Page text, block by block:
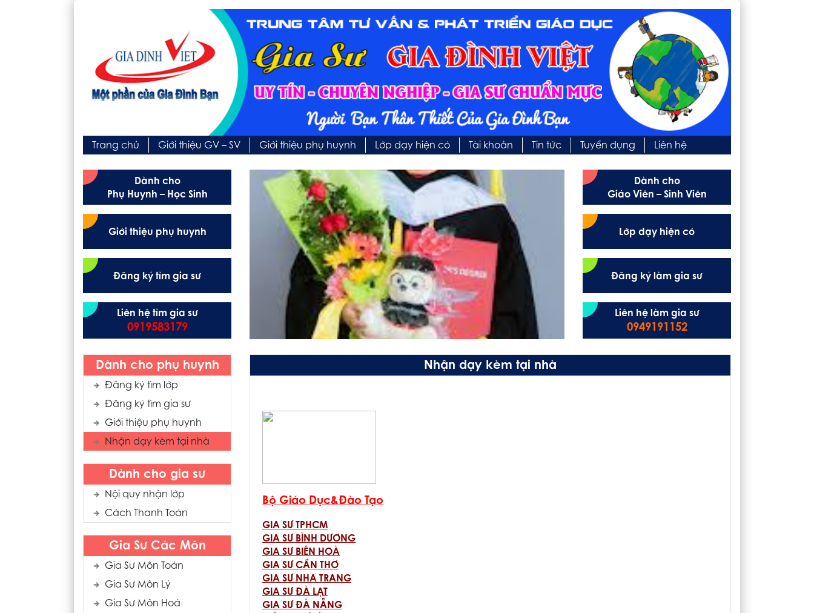
Trang chủ Giới thiệu GV – SV Giới thiệu phụ huynh Lớp dạy hiện có Tài khoản Tin tức Tuyển dụng Liên hệ
Dành cho
Phụ Huynh – Học Sinh
Giới thiệu phụ huynh
Đăng ký tìm gia sư
Liên hệ tìm gia sư
0919583179
Dành cho
Giáo Viên – Sinh Viên
Lớp dạy hiện có
Đăng ký làm gia sư
Liên hệ làm gia sư
0949191152
Dành cho phụ huynh
Đăng ký tìm lớp
Đăng ký tìm gia sư
Giới thiệu phụ huynh
Nhận dạy kèm tại nhà
Dành cho gia sư
Nội quy nhận lớp
Cách Thanh Toán
Gia Sư Các Môn
Gia Sư Môn Toán
Gia Sư Môn Lý
Gia Sư Môn Hoá
Nhận dạy kèm tại nhà
Bộ Giáo Dục&Đào Tạo
GIA SƯ TPHCM
GIA SƯ BÌNH DƯƠNG
GIA SƯ BIÊN HOÀ
GIA SƯ CẦN THƠ
GIA SƯ NHA TRANG
GIA SƯ ĐÀ LẠT
GIA SƯ ĐÀ NẴNG